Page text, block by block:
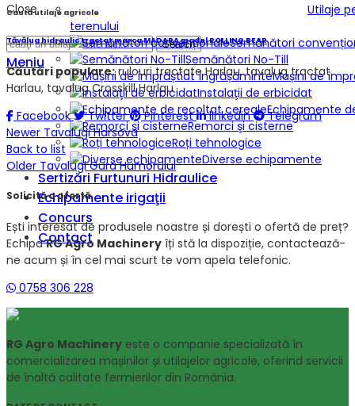
Caută utilaje agricole
Search
Meniu
Utilaje
terenului
Semănători
Semănători No-Till
Mașini de
Instalaţii de erbicidat
Echipamente
Remorci şi cisterne
Roți tehnologice
Diverse echipamente
Sertizări Furtunuri Hidraulice
Echipamente irigaţii
Concurs
Contact
Close
Tăvălug hidraulic tractat marca MADARA model ROLLING BEAR
Căutări populare:rulouri tractate Harlau, tavalug tractat
Harlau, tavalug Crosskill Harlau
Facebook
Twitter Pinterest linkedin
Telegram
Newer Tavalugi Harsova
Back to list
Older Tavalugi Gura Humorului
Solicită o ofertă
Ești interesat de produsele noastre și dorești o ofertă de preț?
EchipaRG Agro Machinery îți stă la dispoziție, contactează-
ne acum și în cel mai scurt te vom apela telefonic.
0758 306 228
RG Agro Machinery este o companie specializată în
comercializarea mașinilor și utilajelor agricole, oferind servicii
de înaltă calitate fermierilor din România.